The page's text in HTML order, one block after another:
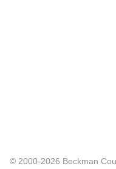
© 2000-2026 Beckman